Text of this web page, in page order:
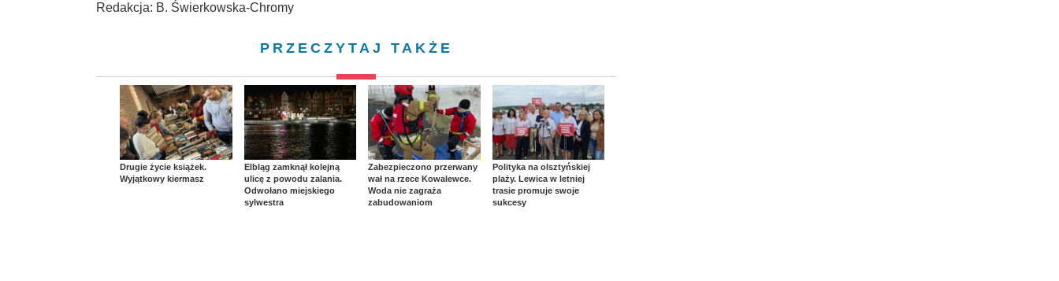
Redakcja: B. Świerkowska-Chromy
PRZECZYTAJ TAKŻE
Drugie życie książek.
Wyjątkowy kiermasz
Elbląg zamknął kolejną
ulicę z powodu zalania.
Odwołano miejskiego
sylwestra
Zabezpieczono przerwany
wał na rzece Kowalewce.
Woda nie zagraża
zabudowaniom
Polityka na olsztyńskiej
plaży. Lewica w letniej
trasie promuje swoje
sukcesy